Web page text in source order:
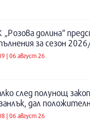
долина“
за сезон
| 06 август 26
след полунощ
дал
| 06 август 26